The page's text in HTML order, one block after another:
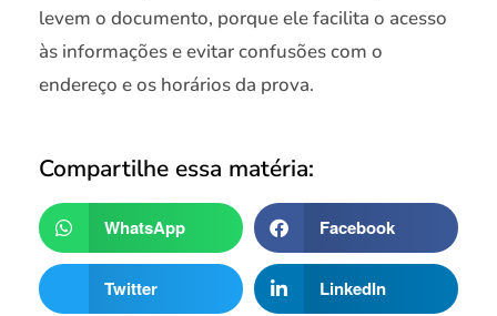
levem o documento, porque ele facilita o acesso
às informações e evitar confusões com o
endereço e os horários da prova.
Compartilhe essa matéria:
WhatsApp Facebook
Twitter LinkedIn